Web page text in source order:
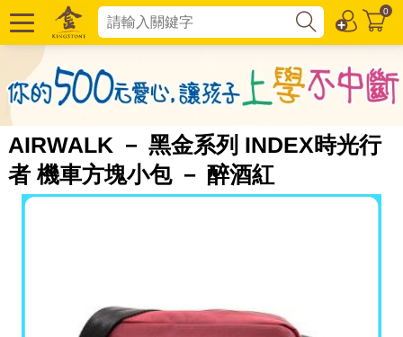
0
AIRWALK － 黑金系列 INDEX時光行
者 機車方塊小包 － 醉酒紅